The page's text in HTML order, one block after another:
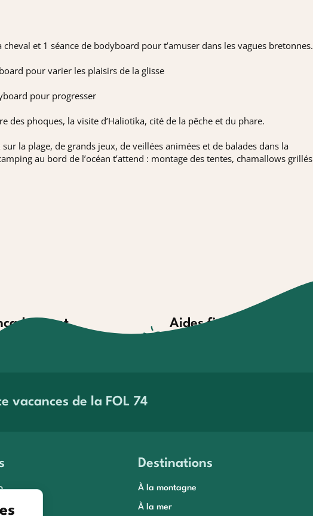
et 1 séance de bodyboard pour t’amuser dans les vagues bretonnes.
pour varier les plaisirs de la glisse
pour progresser
des phoques, la visite d’Haliotika, cité de la pêche et du phare.
la plage, de grands jeux, de veillées animées et de balades dans la
au bord de l’océan t’attend : montage des tentes, chamallows grillés
par des
Aides financières
vacances de la FOL 74
Destinations
À la montagne
À la mer